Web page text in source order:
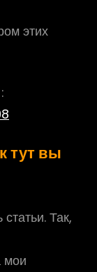
этих
тут вы
Так,
мои